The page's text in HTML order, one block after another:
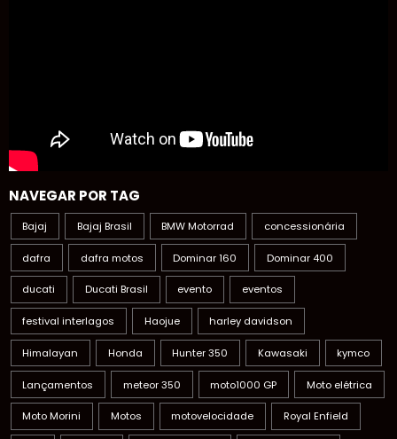
NAVEGAR POR TAG
Bajaj Bajaj Brasil BMW Motorrad concessionária
dafra dafra motos Dominar 160 Dominar 400
ducati Ducati Brasil evento eventos
festival interlagos Haojue harley davidson
Himalayan Honda Hunter 350 Kawasaki kymco
Lançamentos meteor 350 moto1000 GP Moto elétrica
Moto Morini Motos motovelocidade Royal Enfield